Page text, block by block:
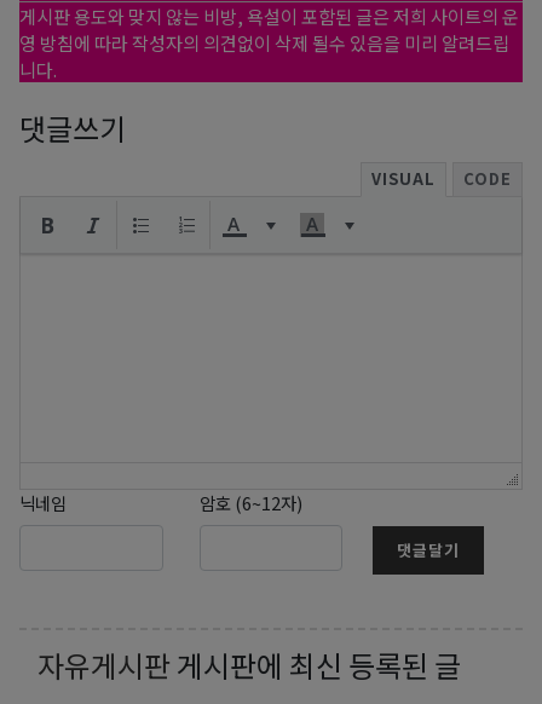
게시판 용도와 맞지 않는 비방, 욕설이 포함된 글은 저희 사이트의 운
영 방침에 따라 작성자의 의견없이 삭제 될수 있음을 미리 알려드립
니다.
댓글쓰기
VISUAL CODE
닉네임 암호 (6~12자)
댓글달기
자유게시판 게시판에 최신 등록된 글